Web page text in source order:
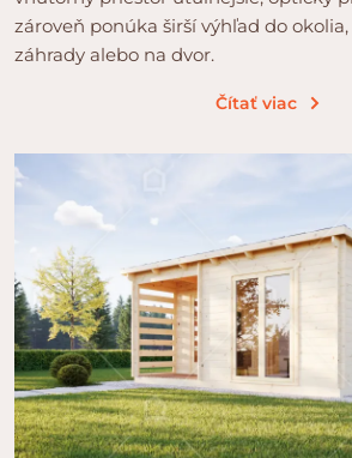
zároveň ponúka širší výhľad do
záhrady alebo na dvor.
Čítať viac